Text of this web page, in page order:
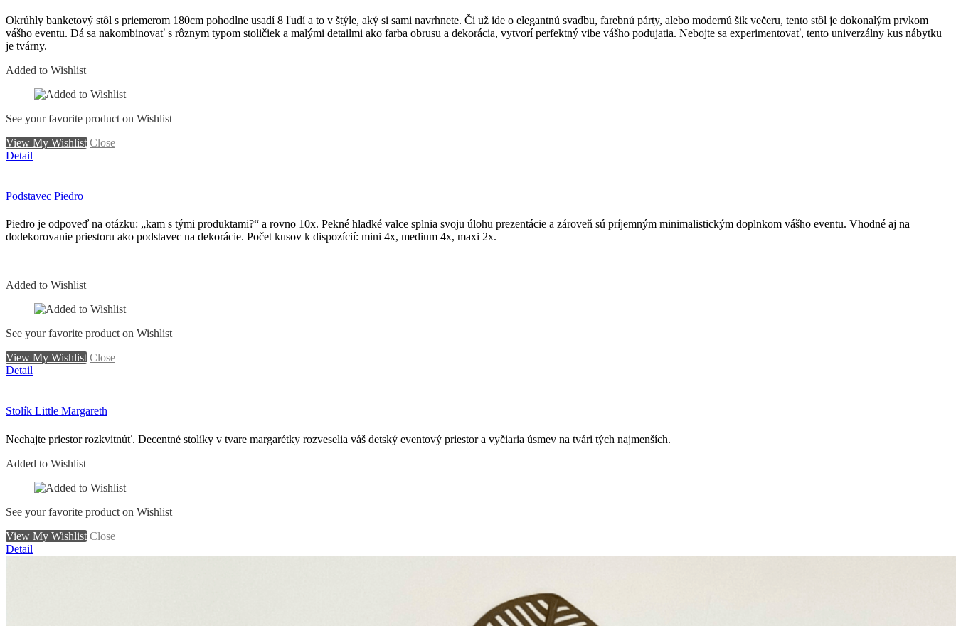
Okrúhly banketový stôl s priemerom 180cm pohodlne usadí 8 ľudí a to v štýle, aký si sami navrhnete. Či už ide o elegantnú svadbu, farebnú párty, alebo modernú šik večeru, tento stôl je dokonalým prvkom
vášho eventu. Dá sa nakombinovať s rôznym typom stoličiek a malými detailmi ako farba obrusu a dekorácia, vytvorí perfektný vibe vášho podujatia. Nebojte sa experimentovať, tento univerzálny kus nábytku
je tvárny.
Added to Wishlist
See your favorite product on Wishlist
View My Wishlist Close
Detail
Podstavec Piedro
Piedro je odpoveď na otázku: „kam s tými produktami?“ a rovno 10x. Pekné hladké valce splnia svoju úlohu prezentácie a zároveň sú príjemným minimalistickým doplnkom vášho eventu. Vhodné aj na
dodekorovanie priestoru ako podstavec na dekorácie. Počet kusov k dispozícií: mini 4x, medium 4x, maxi 2x.
Added to Wishlist
See your favorite product on Wishlist
View My Wishlist Close
Detail
Stolík Little Margareth
Nechajte priestor rozkvitnúť. Decentné stolíky v tvare margarétky rozveselia váš detský eventový priestor a vyčiaria úsmev na tvári tých najmenších.
Added to Wishlist
See your favorite product on Wishlist
View My Wishlist Close
Detail